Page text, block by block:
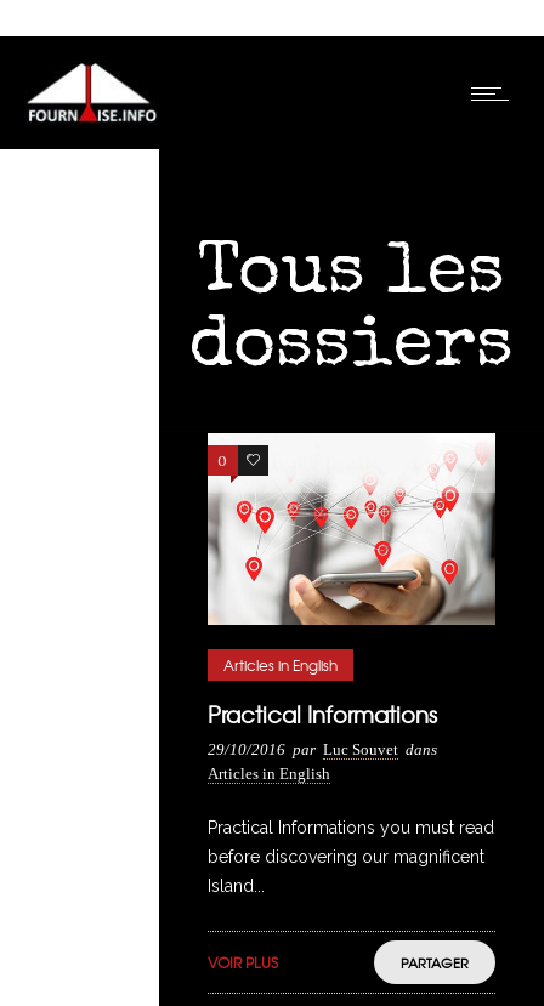
Tous les
dossiers
0 2
Articles in English
Practical Informations
29/10/2016 par Luc Souvet dans
Articles in English
Practical Informations you must read
before discovering our magnificent
Island...
VOIR PLUS PARTAGER